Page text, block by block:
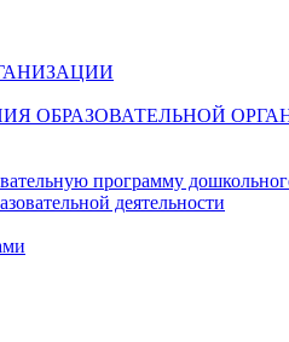
ОБРАЗОВАТЕЛЬНОЙ
программу
деятельности